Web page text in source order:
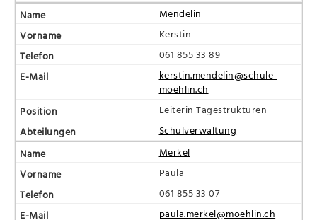
Mendelin
Kerstin
061 855 33 89
kerstin.mendelin@schule-
moehlin.ch
Leiterin Tagestrukturen
Schulverwaltung
Merkel
Paula
061 855 33 07
paula.merkel@moehlin.ch